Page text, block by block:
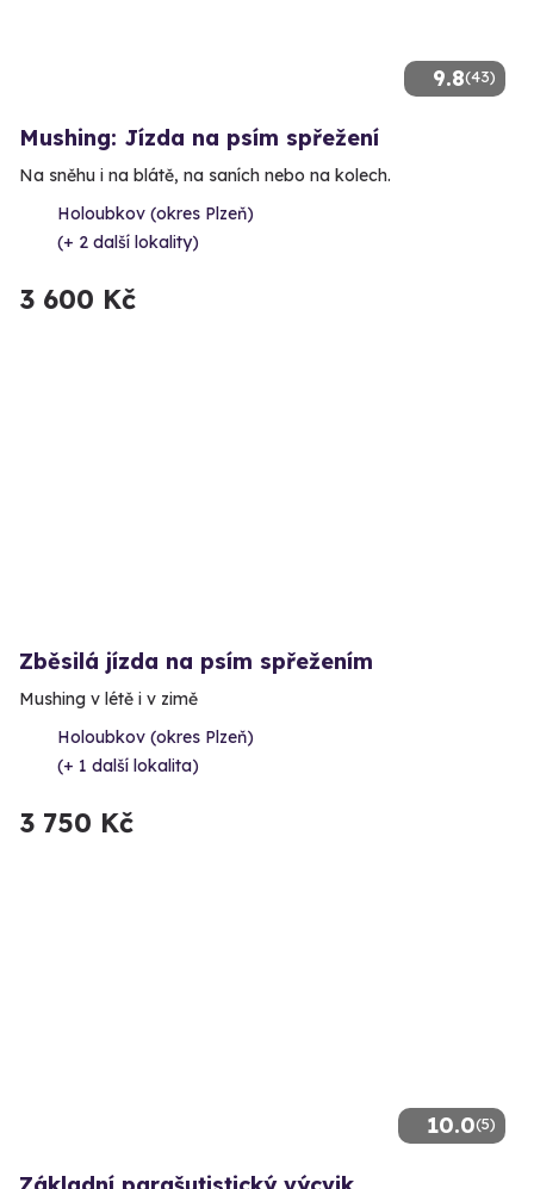
9.8(43)
Mushing: Jízda na psím spřežení
Na sněhu i na blátě, na saních nebo na kolech.
Holoubkov (okres Plzeň)
(+ 2 další lokality)
3 600 Kč
Zběsilá jízda na psím spřežením
Mushing v létě i v zimě
Holoubkov (okres Plzeň)
(+ 1 další lokalita)
3 750 Kč
10.0(5)